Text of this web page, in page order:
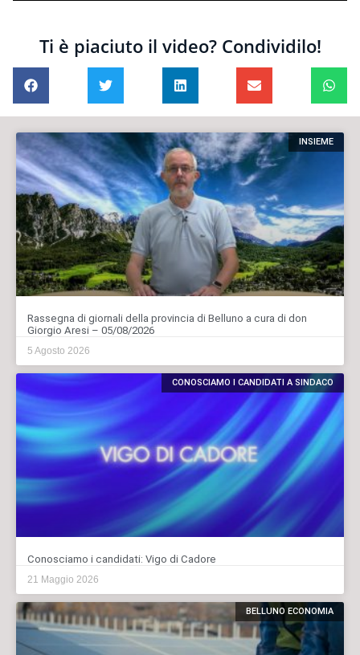
Ti è piaciuto il video? Condividilo!
INSIEME
Rassegna di giornali della provincia di Belluno a cura di don
Giorgio Aresi – 05/08/2026
5 Agosto 2026
CONOSCIAMO I CANDIDATI A SINDACO
Conosciamo i candidati: Vigo di Cadore
21 Maggio 2026
BELLUNO ECONOMIA